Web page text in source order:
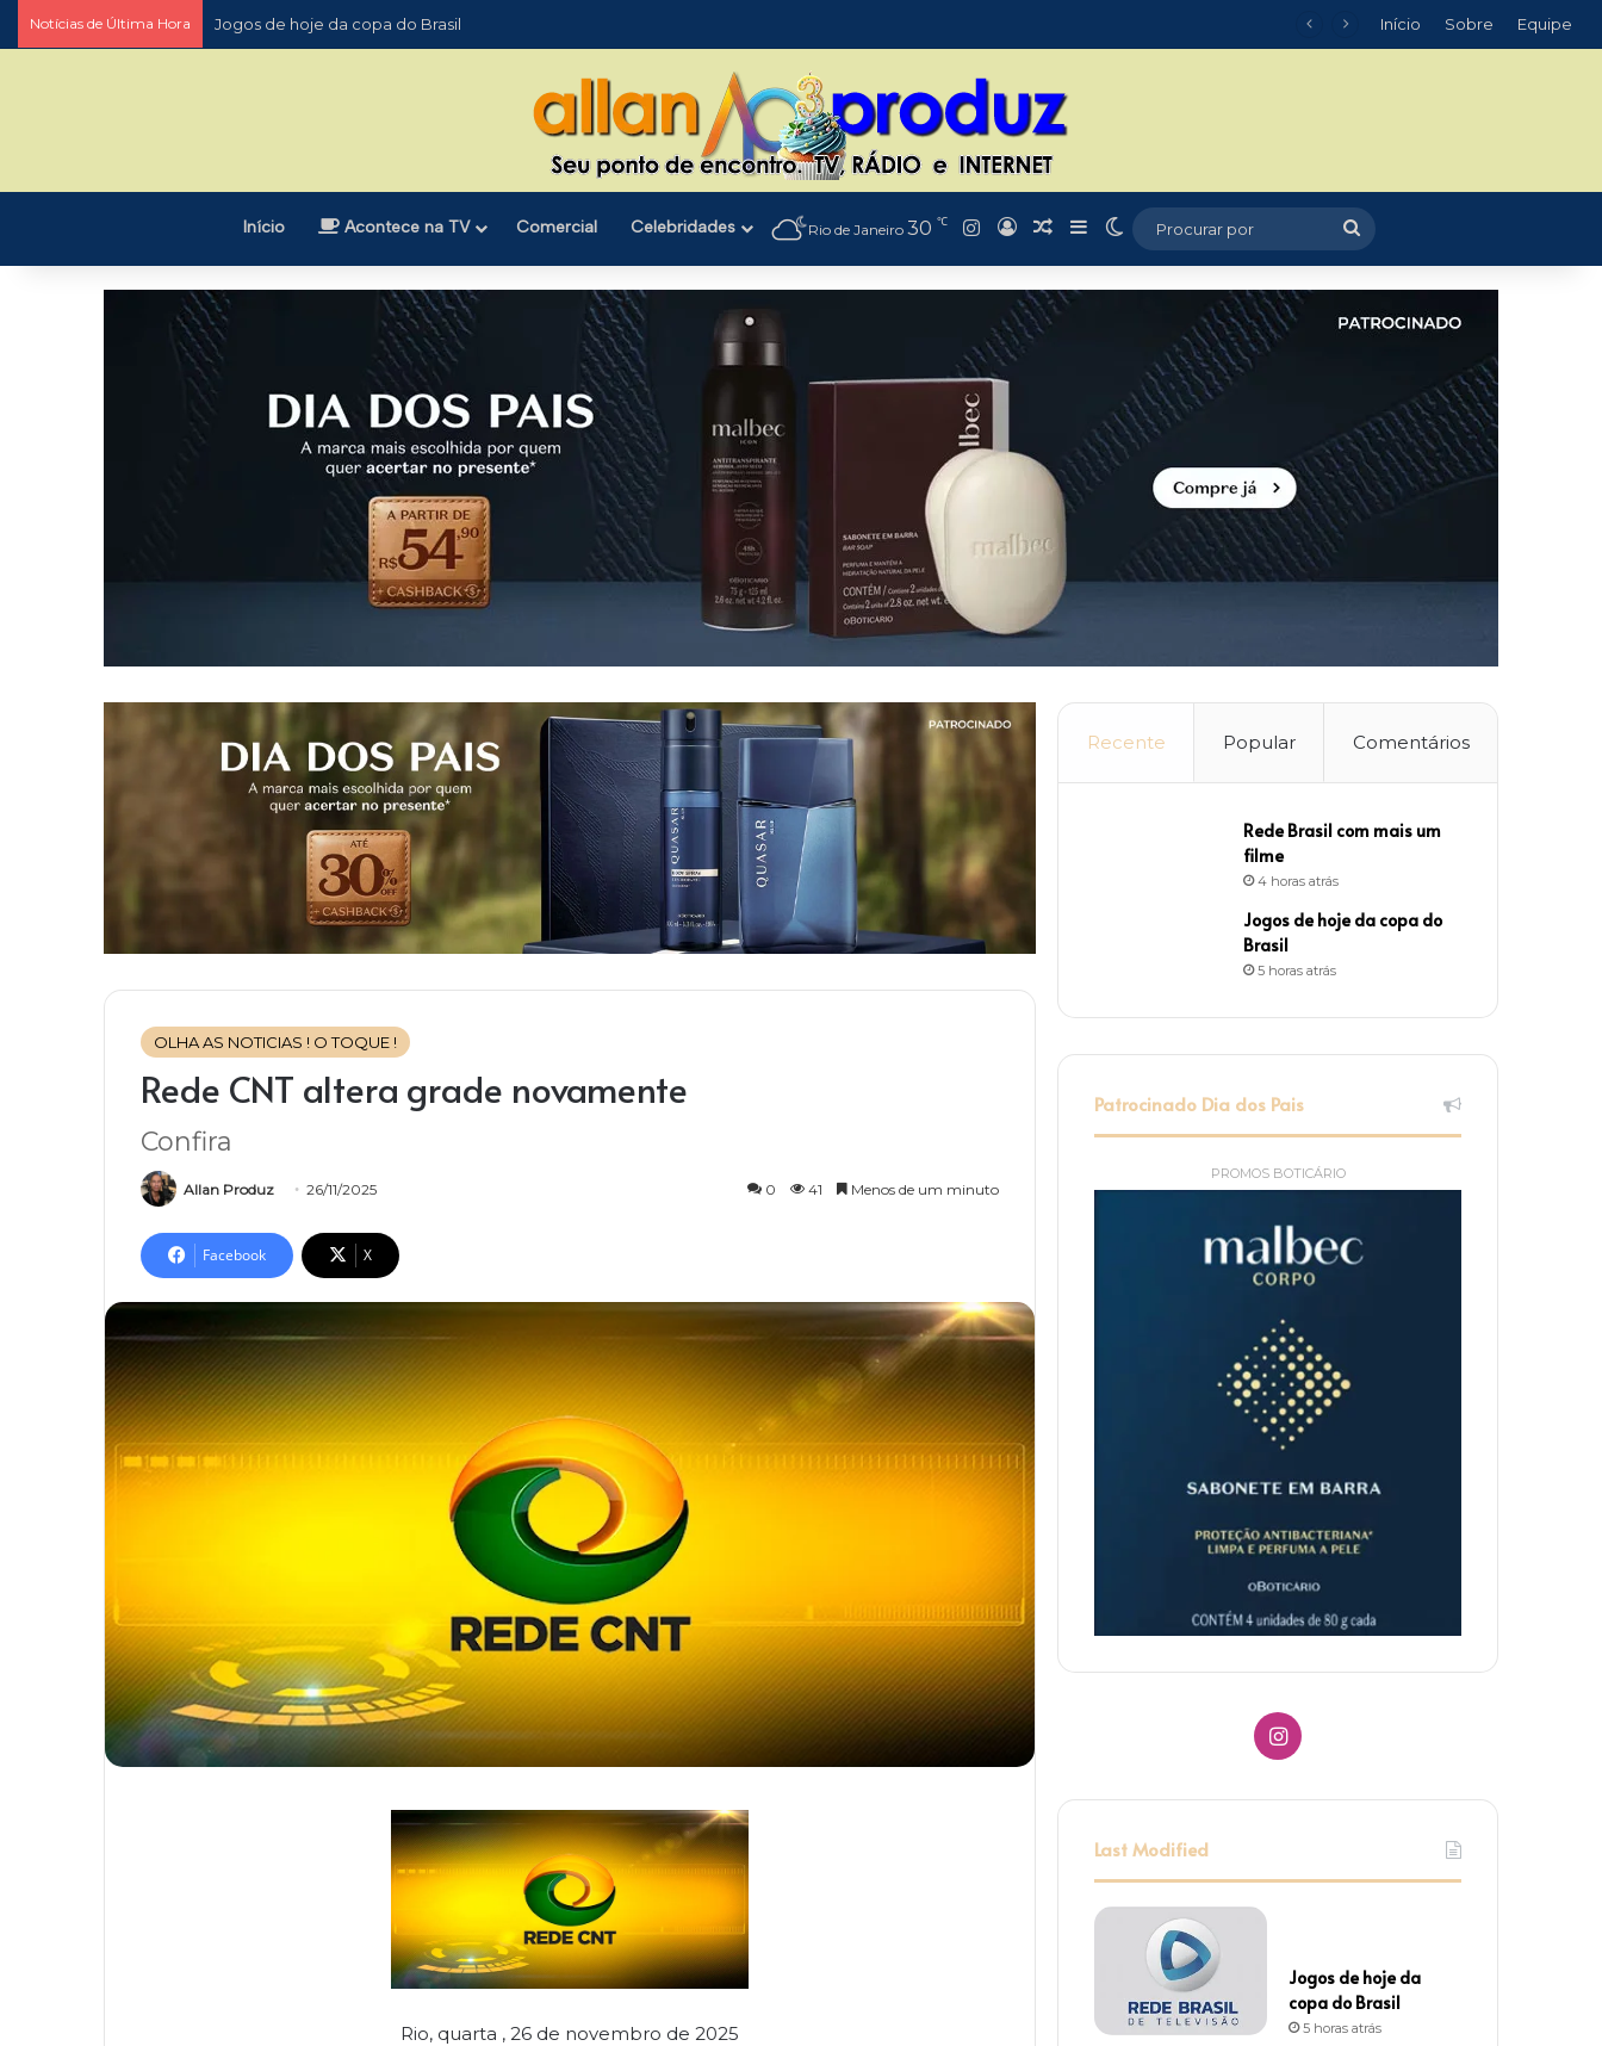
Notícias de Última Hora Jogos de hoje da copa do Brasil Início Sobre Equipe
Início Acontece na TV Comercial Celebridades Rio de Janeiro 30 ℃ Instagram
EntrarArtigo aleatório
Barra Lateral
Switch skin
por
OLHA AS NOTICIAS ! O TOQUE !
Rede CNT altera grade novamente
Confira
Allan Produz 26/11/2025 0 41 Menos de um minuto
Facebook X
Rio, quarta , 26 de novembro de 2025
Recente Popular Comentários
Rede Brasil com mais um
filme
4 horas atrás
Jogos de hoje da copa do
Brasil
5 horas atrás
Patrocinado Dia dos Pais
PROMOS BOTICÁRIO
I
t
g
r
Last Modified
Jogos de hoje da
copa do Brasil
5 horas atrás